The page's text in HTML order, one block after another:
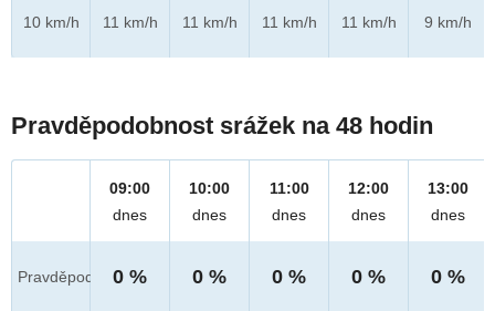
10 km/h
11 km/h
11 km/h
11 km/h
11 km/h
9 km/h
Pravděpodobnost srážek na 48 hodin
Pravděpod.
09:00
dnes
0 %
10:00
dnes
0 %
11:00
dnes
0 %
12:00
dnes
0 %
13:00
dnes
0 %